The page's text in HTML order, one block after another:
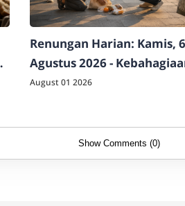
Renungan Harian: Kamis, 6
Agustus 2026 -
Luar Logika Dunia
August 01 2026
Show Comments (0)